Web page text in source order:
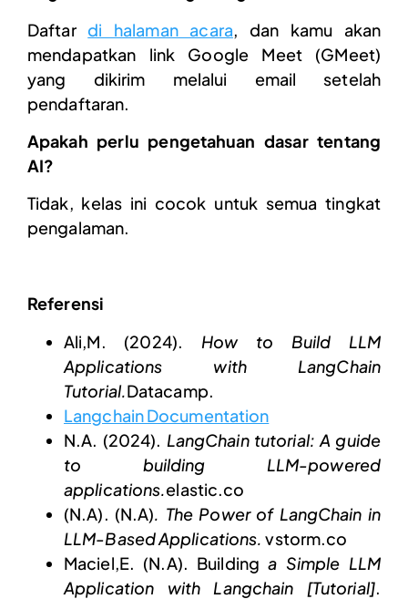
Daftar di halaman acara, dan kamu akan
mendapatkan link Google Meet (GMeet)
yang dikirim melalui email setelah
pendaftaran.
Apakah perlu pengetahuan dasar tentang
AI?
Tidak, kelas ini cocok untuk semua tingkat
pengalaman.
Referensi
Ali,M. (2024). How to Build LLM
Applications with LangChain
Tutorial.Datacamp.
Langchain Documentation
N.A. (2024). LangChain tutorial: A guide
to building LLM-powered
applications.elastic.co
(N.A). (N.A). The Power of LangChain in
LLM-Based Applications.vstorm.co
Maciel,E. (N.A). Building a Simple LLM
Application with Langchain [Tutorial].